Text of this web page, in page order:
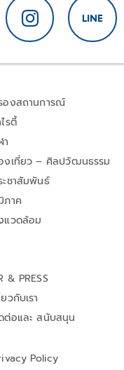
องสถานการณ์
รตี้
า
งเที่ยว – ศิลปวัฒนธรรม
ะชาสัมพันธ์
ภาค
แวดล้อม
& PRESS
วกับเรา
ต่อและ สนับสนุน
Policy